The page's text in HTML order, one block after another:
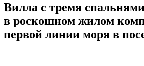
Вилла с тремя
в роскошном жилом
первой линии моря в